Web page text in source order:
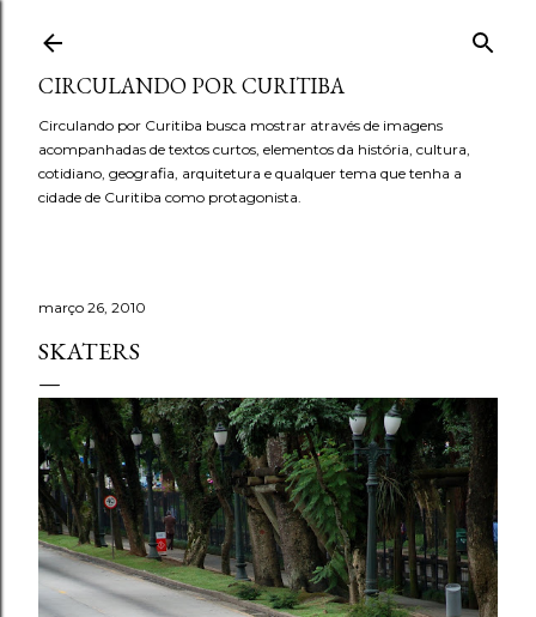
CIRCULANDO POR CURITIBA
Circulando por Curitiba busca mostrar através de imagens
acompanhadas de textos curtos, elementos da história, cultura,
cotidiano, geografia, arquitetura e qualquer tema que tenha a
cidade de Curitiba como protagonista.
março 26, 2010
SKATERS